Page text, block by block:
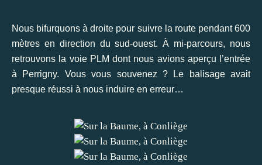
Nous bifurquons à droite pour suivre la route pendant 600
mètres en direction du sud-ouest. À mi-parcours, nous
retrouvons la voie PLM dont nous avions aperçu l’entrée
à Perrigny. Vous vous souvenez ? Le balisage avait
presque réussi à nous induire en erreur…